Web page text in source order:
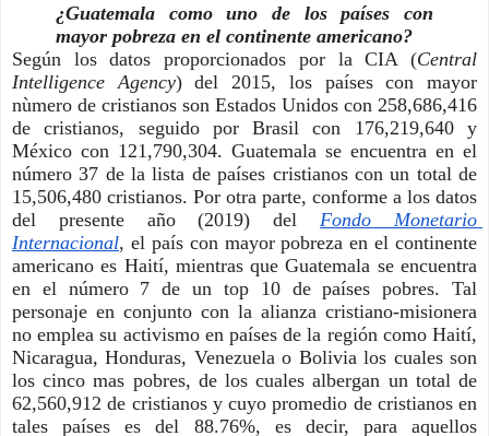
¿Guatemala como uno de los países con
mayor pobreza en el continente americano?
Según los datos proporcionados por la CIA (Central
Intelligence Agency) del 2015, los países con mayor
nùmero de cristianos son Estados Unidos con 258,686,416
de cristianos, seguido por Brasil con 176,219,640 y
México con 121,790,304. Guatemala se encuentra en el
número 37 de la lista de países cristianos con un total de
15,506,480 cristianos. Por otra parte, conforme a los datos
del presente año (2019) del Fondo Monetario
Internacional, el país con mayor pobreza en el continente
americano es Haití, mientras que Guatemala se encuentra
en el número 7 de un top 10 de países pobres. Tal
personaje en conjunto con la alianza cristiano-misionera
no emplea su activismo en países de la región como Haití,
Nicaragua, Honduras, Venezuela o Bolivia los cuales son
los cinco mas pobres, de los cuales albergan un total de
62,560,912 de cristianos y cuyo promedio de cristianos en